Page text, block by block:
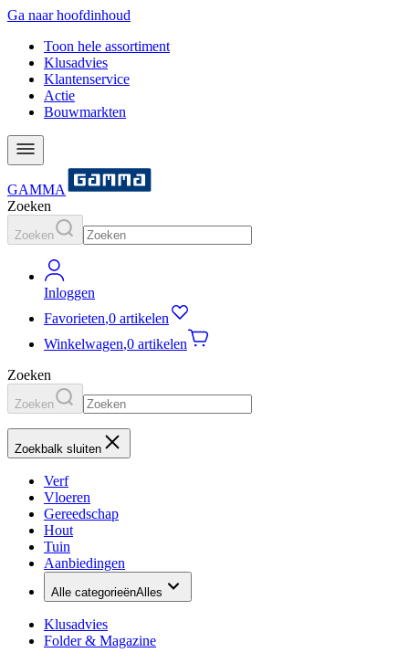
Ga naar hoofdinhoud
Toon hele assortiment
Klusadvies
Klantenservice
Actie
Bouwmarkten
GAMMA
Zoeken
Zoeken
Inloggen
Favorieten,0 artikelen
Winkelwagen,0 artikelen
Zoeken
Zoeken
Zoekbalk sluiten
Verf
Vloeren
Gereedschap
Hout
Tuin
Aanbiedingen
Alle categorieënAlles
Klusadvies
Folder & Magazine